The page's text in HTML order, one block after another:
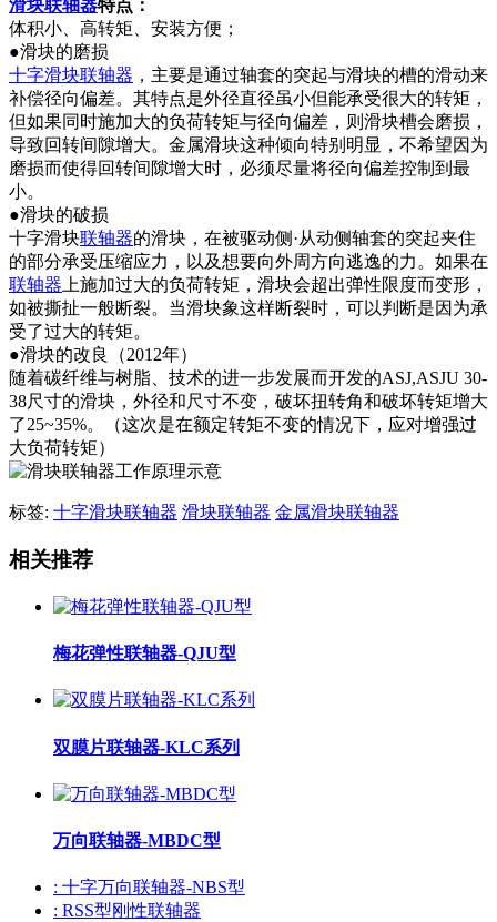
滑块联轴器特点：
体积小、高转矩、安装方便；
●滑块的磨损
十字滑块联轴器 ，主要是通过轴套的突起与滑块的槽的滑动来
补偿径向偏差。其特点是外径直径虽小但能承受很大的转矩，
但如果同时施加大的负荷转矩与径向偏差，则滑块槽会磨损，
导致回转间隙增大。金属滑块这种倾向特别明显，不希望因为
磨损而使得回转间隙增大时，必须尽量将径向偏差控制到最
小。
●滑块的破损
十字滑块联轴器的滑块，在被驱动侧·从动侧轴套的突起夹住
的部分承受压缩应力，以及想要向外周方向逃逸的力。如果在
联轴器 上施加过大的负荷转矩，滑块会超出弹性限度而变形，
如被撕扯一般断裂。当滑块象这样断裂时，可以判断是因为承
受了过大的转矩。
●滑块的改良（2012年）
随着碳纤维与树脂、技术的进一步发展而开发的ASJ,ASJU 30-
38尺寸的滑块，外径和尺寸不变，破坏扭转角和破坏转矩增大
了25~35%。（这次是在额定转矩不变的情况下，应对增强过
大负荷转矩）
标签: 十字滑块联轴器 滑块联轴器 金属滑块联轴器
相关推荐
梅花弹性联轴器-QJU型
双膜片联轴器-KLC系列
万向联轴器-MBDC型
: 十字万向联轴器-NBS型
: RSS型刚性联轴器